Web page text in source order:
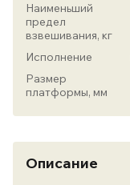
Наименьший
предел
взвешивания, кг
Исполнение
Размер
платформы, мм
Описание